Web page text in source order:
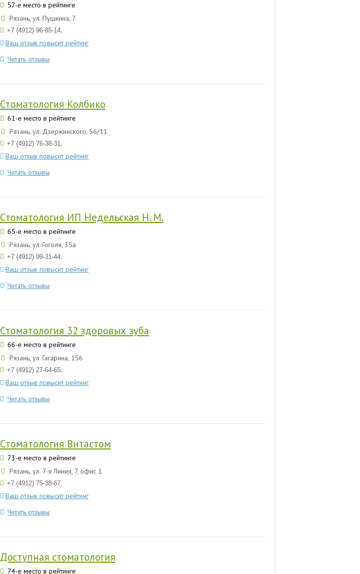
57-е место в рейтинге
Рязань, ул. Пушкина, 7
+7 (4912) 96-85-14,
Ваш отзыв повысит рейтинг
Читать отзывы
Стоматология Колбико
61-е место в рейтинге
Рязань, ул. Дзержинского, 56/11
+7 (4912) 76-38-31,
Ваш отзыв повысит рейтинг
Читать отзывы
Стоматология ИП Недельская Н. М.
65-е место в рейтинге
Рязань, ул. Гоголя, 35а
+7 (4912) 99-31-44,
Ваш отзыв повысит рейтинг
Читать отзывы
Стоматология 32 здоровых зуба
66-е место в рейтинге
Рязань, ул. Гагарина, 156
+7 (4912) 27-64-65,
Ваш отзыв повысит рейтинг
Читать отзывы
Стоматология Витастом
73-е место в рейтинге
Рязань, ул. 7-я Линия, 7, офис 1
+7 (4912) 75-38-67,
Ваш отзыв повысит рейтинг
Читать отзывы
Доступная стоматология
74-е место в рейтинге